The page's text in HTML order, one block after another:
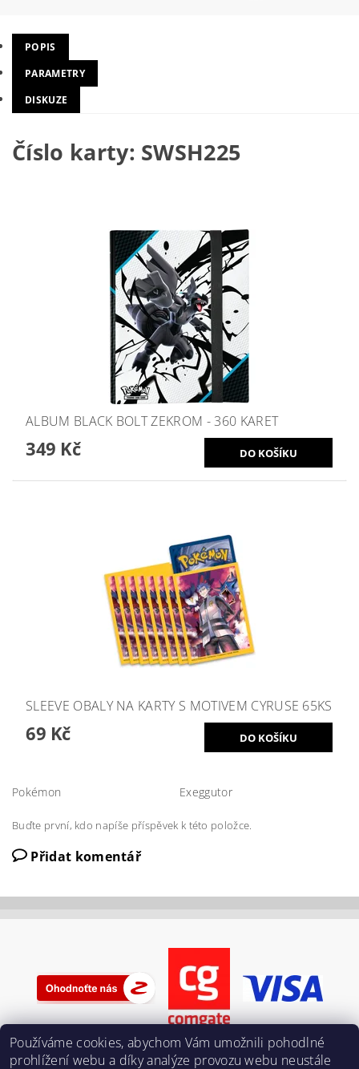
POPIS
PARAMETRY
DISKUZE
Číslo karty: SWSH225
ALBUM BLACK BOLT ZEKROM - 360 KARET
349 Kč
SLEEVE OBALY NA KARTY S MOTIVEM CYRUSE 65KS
69 Kč
Pokémon Exeggutor
Buďte první, kdo napíše příspěvek k této položce.
Přidat komentář
Používáme cookies, abychom Vám umožnili pohodlné
prohlížení webu a díky analýze provozu webu neustále